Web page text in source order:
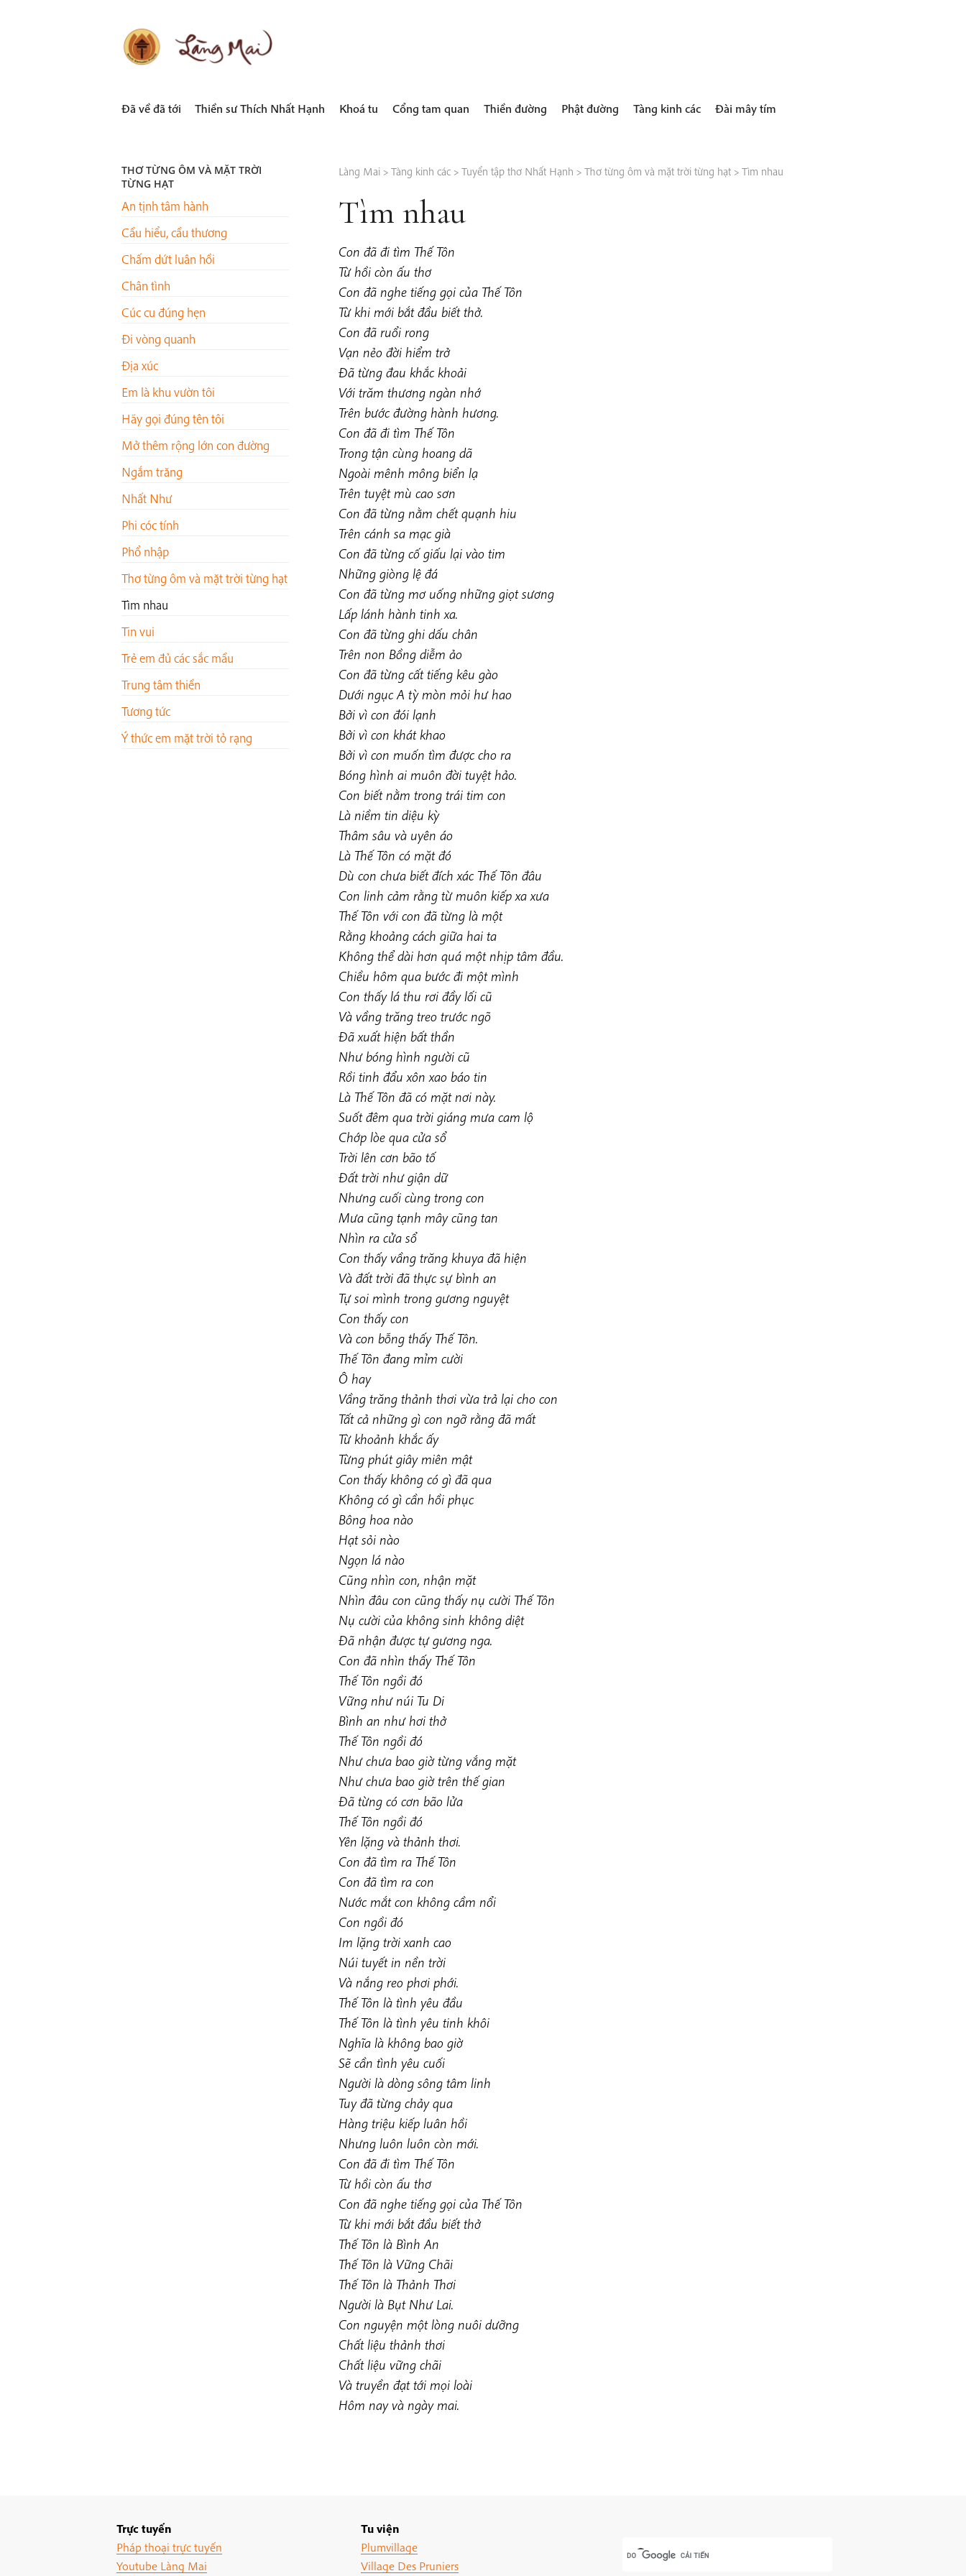
LÀNG MAI
Đã về đã tới Thiền sư Thích Nhất Hạnh Khoá tu Cổng tam quan Thiền đường Phật đường Tàng kinh các Đài mây tím
THƠ TỪNG ÔM VÀ MẶT TRỜI
TỪNG HẠT
An tịnh tâm hành
Cầu hiểu, cầu thương
Chấm dứt luân hồi
Chân tình
Cúc cu đúng hẹn
Đi vòng quanh
Địa xúc
Em là khu vườn tôi
Hãy gọi đúng tên tôi
Mở thêm rộng lớn con đường
Ngắm trăng
Nhất Như
Phi cóc tính
Phổ nhập
Thơ từng ôm và mặt trời từng hạt
Tìm nhau
Tin vui
Trẻ em đủ các sắc mầu
Trung tâm thiền
Tương tức
Ý thức em mặt trời tỏ rạng
Làng Mai> Tàng kinh các> Tuyển tập thơ Nhất Hạnh > Thơ từng ôm và mặt trời từng hạt> Tìm nhau
Tìm nhau
Con đã đi tìm Thế Tôn
Từ hồi còn ấu thơ
Con đã nghe tiếng gọi của Thế Tôn
Từ khi mới bắt đầu biết thở.
Con đã ruổi rong
Vạn nẻo đời hiểm trở
Đã từng đau khắc khoải
Với trăm thương ngàn nhớ
Trên bước đường hành hương.
Con đã đi tìm Thế Tôn
Trong tận cùng hoang dã
Ngoài mênh mông biển lạ
Trên tuyệt mù cao sơn
Con đã từng nằm chết quạnh hiu
Trên cánh sa mạc già
Con đã từng cố giấu lại vào tim
Những giòng lệ đá
Con đã từng mơ uống những giọt sương
Lấp lánh hành tinh xa.
Con đã từng ghi dấu chân
Trên non Bồng diễm ảo
Con đã từng cất tiếng kêu gào
Dưới ngục A tỳ mòn mỏi hư hao
Bởi vì con đói lạnh
Bởi vì con khát khao
Bởi vì con muốn tìm được cho ra
Bóng hình ai muôn đời tuyệt hảo.
Con biết nằm trong trái tim con
Là niềm tin diệu kỳ
Thâm sâu và uyên áo
Là Thế Tôn có mặt đó
Dù con chưa biết đích xác Thế Tôn đâu
Con linh cảm rằng từ muôn kiếp xa xưa
Thế Tôn với con đã từng là một
Rằng khoảng cách giữa hai ta
Không thể dài hơn quá một nhịp tâm đầu.
Chiều hôm qua bước đi một mình
Con thấy lá thu rơi đầy lối cũ
Và vầng trăng treo trước ngõ
Đã xuất hiện bất thần
Như bóng hình người cũ
Rồi tinh đẩu xôn xao báo tin
Là Thế Tôn đã có mặt nơi này.
Suốt đêm qua trời giáng mưa cam lộ
Chớp lòe qua cửa sổ
Trời lên cơn bão tố
Đất trời như giận dữ
Nhưng cuối cùng trong con
Mưa cũng tạnh mây cũng tan
Nhìn ra cửa sổ
Con thấy vầng trăng khuya đã hiện
Và đất trời đã thực sự bình an
Tự soi mình trong gương nguyệt
Con thấy con
Và con bỗng thấy Thế Tôn.
Thế Tôn đang mỉm cười
Ô hay
Vầng trăng thảnh thơi vừa trả lại cho con
Tất cả những gì con ngỡ rằng đã mất
Từ khoảnh khắc ấy
Từng phút giây miên mật
Con thấy không có gì đã qua
Không có gì cần hồi phục
Bông hoa nào
Hạt sỏi nào
Ngọn lá nào
Cũng nhìn con, nhận mặt
Nhìn đâu con cũng thấy nụ cười Thế Tôn
Nụ cười của không sinh không diệt
Đã nhận được tự gương nga.
Con đã nhìn thấy Thế Tôn
Thế Tôn ngồi đó
Vững như núi Tu Di
Bình an như hơi thở
Thế Tôn ngồi đó
Như chưa bao giờ từng vắng mặt
Như chưa bao giờ trên thế gian
Đã từng có cơn bão lửa
Thế Tôn ngồi đó
Yên lặng và thảnh thơi.
Con đã tìm ra Thế Tôn
Con đã tìm ra con
Nước mắt con không cầm nổi
Con ngồi đó
Im lặng trời xanh cao
Núi tuyết in nền trời
Và nắng reo phơi phới.
Thế Tôn là tình yêu đầu
Thế Tôn là tình yêu tinh khôi
Nghĩa là không bao giờ
Sẽ cần tình yêu cuối
Người là dòng sông tâm linh
Tuy đã từng chảy qua
Hàng triệu kiếp luân hồi
Nhưng luôn luôn còn mới.
Con đã đi tìm Thế Tôn
Từ hồi còn ấu thơ
Con đã nghe tiếng gọi của Thế Tôn
Từ khi mới bắt đầu biết thở
Thế Tôn là Bình An
Thế Tôn là Vững Chãi
Thế Tôn là Thảnh Thơi
Người là Bụt Như Lai.
Con nguyện một lòng nuôi dưỡng
Chất liệu thảnh thơi
Chất liệu vững chãi
Và truyền đạt tới mọi loài
Hôm nay và ngày mai.
Trực tuyến
Pháp thoại trực tuyến
Youtube Làng Mai
Tu viện
Plumvillage
Village Des Pruniers